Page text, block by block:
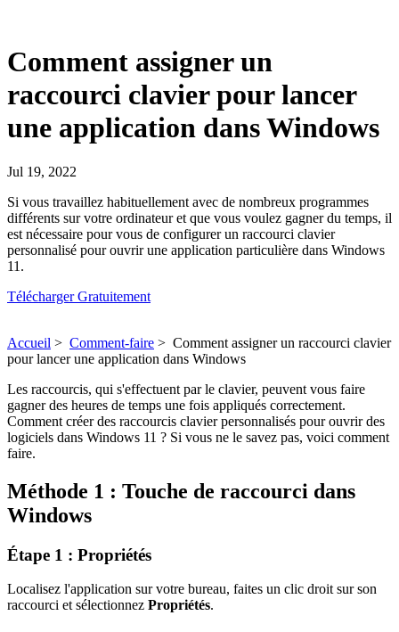
Comment assigner un
raccourci clavier pour lancer
une application dans Windows
Jul 19, 2022
Si vous travaillez habituellement avec de nombreux programmes
différents sur votre ordinateur et que vous voulez gagner du temps, il
est nécessaire pour vous de configurer un raccourci clavier
personnalisé pour ouvrir une application particulière dans Windows
11.
Télécharger Gratuitement
Accueil > Comment-faire > Comment assigner un raccourci clavier
pour lancer une application dans Windows
Les raccourcis, qui s'effectuent par le clavier, peuvent vous faire
gagner des heures de temps une fois appliqués correctement.
Comment créer des raccourcis clavier personnalisés pour ouvrir des
logiciels dans Windows 11 ? Si vous ne le savez pas, voici comment
faire.
Méthode 1 : Touche de raccourci dans
Windows
Étape 1 : Propriétés
Localisez l'application sur votre bureau, faites un clic droit sur son
raccourci et sélectionnez Propriétés.